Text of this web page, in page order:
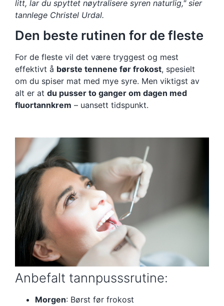
litt, lar du spyttet nøytralisere syren naturlig," sier
tannlege Christel Urdal.
Den beste rutinen for de fleste
For de fleste vil det være tryggest og mest
effektivt å børste tennene før frokost, spesielt
om du spiser mat med mye syre. Men viktigst av
alt er at du pusser to ganger om dagen med
fluortannkrem – uansett tidspunkt.
Anbefalt tannpusssrutine:
Morgen: Børst før frokost